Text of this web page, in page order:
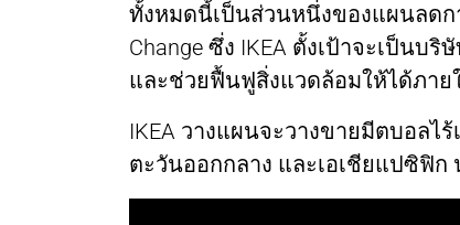
ทั้งหมดนี้เป็นส่วนหนึ่งของแผนลดก
Change ซึ่ง IKEA ตั้งเป้าจะเป็นบ
และช่วยฟื้นฟูสิ่งแวดล้อมให้ได้ภาย
IKEA วางแผนจะวางขายมีตบอลไ
ตะวันออกกลาง และเอเชียแปซิฟิ